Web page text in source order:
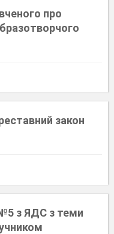
про
закон
з ЯДС з теми